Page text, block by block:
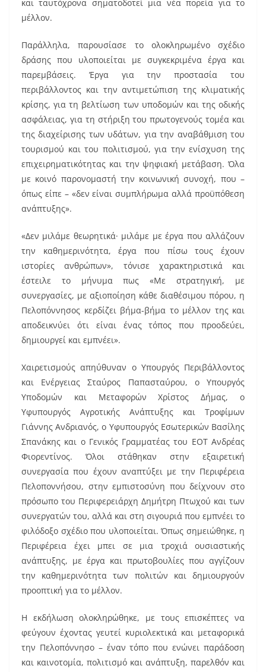
και ταυτόχρονα σηματοδοτεί μια νέα πορεία για το
μέλλον.
Παράλληλα, παρουσίασε το ολοκληρωμένο σχέδιο
δράσης που υλοποιείται με συγκεκριμένα έργα και
παρεμβάσεις. Έργα για την προστασία του
περιβάλλοντος και την αντιμετώπιση της κλιματικής
κρίσης, για τη βελτίωση των υποδομών και της οδικής
ασφάλειας, για τη στήριξη του πρωτογενούς τομέα και
της διαχείρισης των υδάτων, για την αναβάθμιση του
τουρισμού και του πολιτισμού, για την ενίσχυση της
επιχειρηματικότητας και την ψηφιακή μετάβαση. Όλα
με κοινό παρονομαστή την κοινωνική συνοχή, που –
όπως είπε – «δεν είναι συμπλήρωμα αλλά προϋπόθεση
ανάπτυξης».
«Δεν μιλάμε θεωρητικά· μιλάμε με έργα που αλλάζουν
την καθημερινότητα, έργα που πίσω τους έχουν
ιστορίες ανθρώπων», τόνισε χαρακτηριστικά και
έστειλε το μήνυμα πως «Με στρατηγική, με
συνεργασίες, με αξιοποίηση κάθε διαθέσιμου πόρου, η
Πελοπόννησος κερδίζει βήμα-βήμα το μέλλον της και
αποδεικνύει ότι είναι ένας τόπος που προοδεύει,
δημιουργεί και εμπνέει».
Χαιρετισμούς απηύθυναν ο Υπουργός Περιβάλλοντος
και Ενέργειας Σταύρος Παπασταύρου, ο Υπουργός
Υποδομών και Μεταφορών Χρίστος Δήμας, ο
Υφυπουργός Αγροτικής Ανάπτυξης και Τροφίμων
Γιάννης Ανδριανός, ο Υφυπουργός Εσωτερικών Βασίλης
Σπανάκης και ο Γενικός Γραμματέας του ΕΟΤ Ανδρέας
Φιορεντίνος. Όλοι στάθηκαν στην εξαιρετική
συνεργασία που έχουν αναπτύξει με την Περιφέρεια
Πελοποννήσου, στην εμπιστοσύνη που δείχνουν στο
πρόσωπο του Περιφερειάρχη Δημήτρη Πτωχού και των
συνεργατών του, αλλά και στη σιγουριά που εμπνέει το
φιλόδοξο σχέδιο που υλοποιείται. Όπως σημειώθηκε, η
Περιφέρεια έχει μπει σε μια τροχιά ουσιαστικής
ανάπτυξης, με έργα και πρωτοβουλίες που αγγίζουν
την καθημερινότητα των πολιτών και δημιουργούν
προοπτική για το μέλλον.
Η εκδήλωση ολοκληρώθηκε, με τους επισκέπτες να
φεύγουν έχοντας γευτεί κυριολεκτικά και μεταφορικά
την Πελοπόννησο – έναν τόπο που ενώνει παράδοση
και καινοτομία, πολιτισμό και ανάπτυξη, παρελθόν και